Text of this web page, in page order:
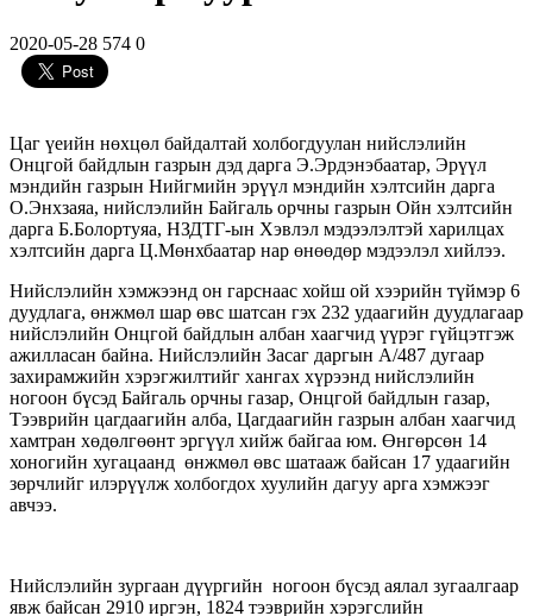
2020-05-28 574 0
Цаг үеийн нөхцөл байдалтай холбогдуулан нийслэлийн
Онцгой байдлын газрын дэд дарга Э.Эрдэнэбаатар, Эрүүл
мэндийн газрын Нийгмийн эрүүл мэндийн хэлтсийн дарга
О.Энхзаяа, нийслэлийн Байгаль орчны газрын Ойн хэлтсийн
дарга Б.Болортуяа, НЗДТГ-ын Хэвлэл мэдээлэлтэй харилцах
хэлтсийн дарга Ц.Мөнхбаатар нар өнөөдөр мэдээлэл хийлээ.
Нийслэлийн хэмжээнд он гарснаас хойш ой хээрийн түймэр 6
дуудлага, өнжмөл шар өвс шатсан гэх 232 удаагийн дуудлагаар
нийслэлийн Онцгой байдлын албан хаагчид үүрэг гүйцэтгэж
ажилласан байна. Нийслэлийн Засаг даргын А/487 дугаар
захирамжийн хэрэгжилтийг хангах хүрээнд нийслэлийн
ногоон бүсэд Байгаль орчны газар, Онцгой байдлын газар,
Тээврийн цагдаагийн алба, Цагдаагийн газрын албан хаагчид
хамтран хөдөлгөөнт эргүүл хийж байгаа юм. Өнгөрсөн 14
хоногийн хугацаанд өнжмөл өвс шатааж байсан 17 удаагийн
зөрчлийг илэрүүлж холбогдох хуулийн дагуу арга хэмжээг
авчээ.
Нийслэлийн зургаан дүүргийн ногоон бүсэд аялал зугаалгаар
явж байсан 2910 иргэн, 1824 тээврийн хэрэгслийн